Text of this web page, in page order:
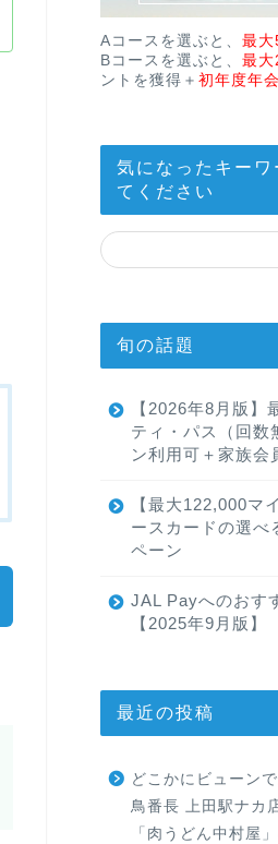
Aコースを選ぶと、 最大
Bコースを選ぶと、 最大
ントを獲得＋ 初年度年
気になったキー
てください
旬の話題
【2026年8月版】
ティ・パス（回数
ン利用可＋家族会
【最大122,000マ
ースカードの選べ
ペーン
JAL Payへのおす
【2025年9月版】
最近の投稿
どこかにビューン
鳥番長 上田駅ナカ
「肉うどん中村屋